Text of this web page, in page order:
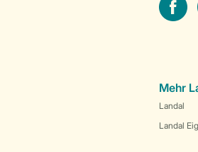
Mehr
Landal
Landal